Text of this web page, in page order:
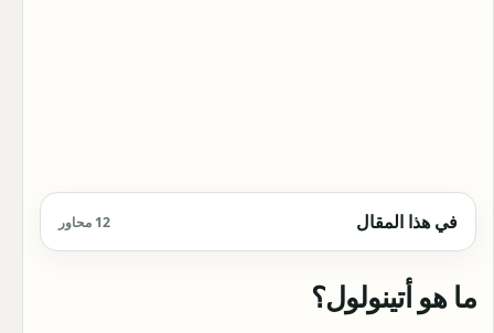
في هذا المقال 12 محاور
ما هو أتينولول؟